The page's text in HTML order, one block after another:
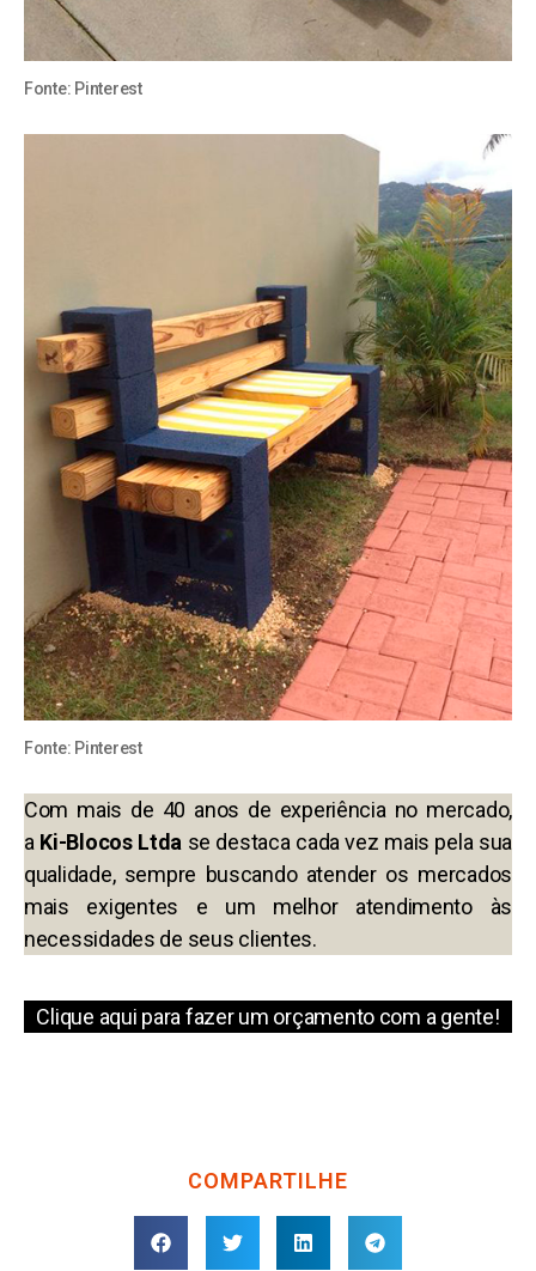
Fonte: Pinterest
Fonte: Pinterest
Com mais de 40 anos de experiência no mercado,
a Ki-Blocos Ltda se destaca cada vez mais pela sua
qualidade, sempre buscando atender os mercados
mais exigentes e um melhor atendimento às
necessidades de seus clientes.
Clique aqui para fazer um orçamento com a gente!
COMPARTILHE